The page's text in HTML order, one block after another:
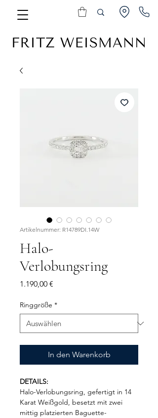
Artikelnummer: R14789DI.14W
Halo-
Verlobungsring
1.190,00 €
Ringgröße *
In den Warenkorb
DETAILS:
Halo-Verlobungsring, gefertigt in 14
Karat Weißgold, besetzt mit zwei
mittig platzierten Baguette-